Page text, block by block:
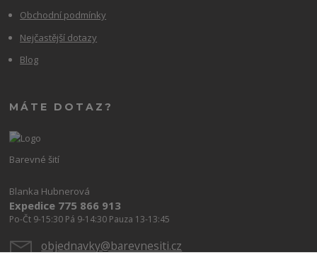
Obchodní podmínky
Nejčastější dotazy
Blog
MÁTE DOTAZ?
Barevné šití
Blanka Hubnerová
Expedice 775 866 913
Po-Čt 9-15:30 Pá 9-14:30 Pauza 13-13:45
objednavky@barevnesiti.cz